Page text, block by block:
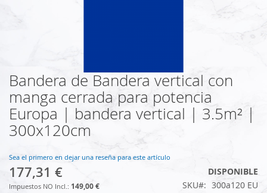
Saltar
al
comienzo
de
la
galería
imágenes
Bandera de Bandera vertical con
manga cerrada para potencia
Europa | bandera vertical | 3.5m² |
300x120cm
Sea el primero en dejar una reseña para este artículo
177,31 €
149,00 €
DISPONIBLE
SKU
300a120 EU